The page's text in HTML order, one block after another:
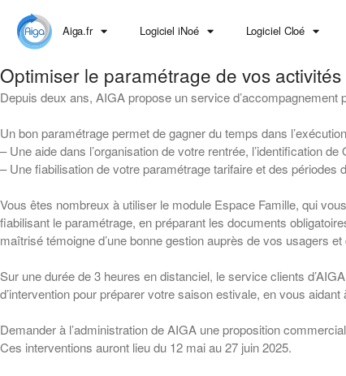
Aiga.fr Logiciel iNoé Logiciel Cloé
Optimiser le paramétrage de vos
Depuis deux ans, AIGA propose un service d’accompagnement
Un bon paramétrage permet de gagner du temps dans
– Une aide dans l’organisation de votre rentrée, l’identification
– Une fiabilisation de votre paramétrage tarifaire et des périodes
Vous êtes nombreux à utiliser le module Espace Famille, qui
fiabilisant le paramétrage, en préparant les documents
maîtrisé témoigne d’une bonne gestion auprès de vos usagers
Sur une durée de 3 heures en distanciel, le service clients
d’intervention pour préparer votre saison estivale, en vous
Demander à l’administration de AIGA une proposition
Ces interventions auront lieu du 12 mai au 27 juin 2025.